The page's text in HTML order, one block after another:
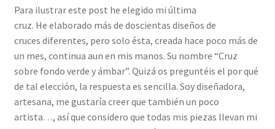
Para ilustrar este post he elegido mi última
cruz. He elaborado más de doscientas diseños de
cruces diferentes, pero solo ésta, creada hace poco más de
un mes, continua aun en mis manos. Su nombre “Cruz
sobre fondo verde y ámbar”. Quizá os preguntéis el por qué
de tal elección, la respuesta es sencilla. Soy diseñadora,
artesana, me gustaría creer que también un poco
artista…, así que considero que todas mis piezas llevan mi